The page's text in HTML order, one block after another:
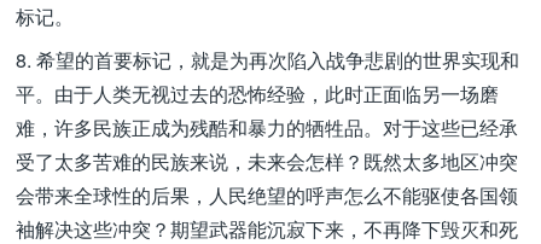
标记。
8. 希望的首要标记，就是为再次陷入战争悲剧的世界实现和
平。由于人类无视过去的恐怖经验，此时正面临另一场磨
难，许多民族正成为残酷和暴力的牺牲品。对于这些已经承
受了太多苦难的民族来说，未来会怎样？既然太多地区冲突
会带来全球性的后果，人民绝望的呼声怎么不能驱使各国领
袖解决这些冲突？期望武器能沉寂下来，不再降下毁灭和死